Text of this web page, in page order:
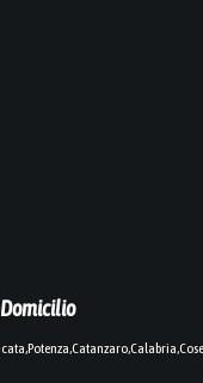
Domicilio